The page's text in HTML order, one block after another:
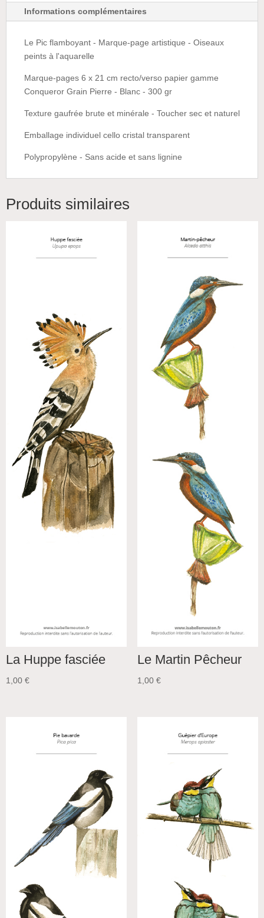
Informations complémentaires
Le Pic flamboyant - Marque-page artistique - Oiseaux
peints à l'aquarelle
Marque-pages 6 x 21 cm recto/verso papier gamme
Conqueror Grain Pierre - Blanc - 300 gr
Texture gaufrée brute et minérale - Toucher sec et naturel
Emballage individuel cello cristal transparent
Polypropylène - Sans acide et sans lignine
Produits similaires
La Huppe fasciée
1,00 €
Le Martin Pêcheur
1,00 €